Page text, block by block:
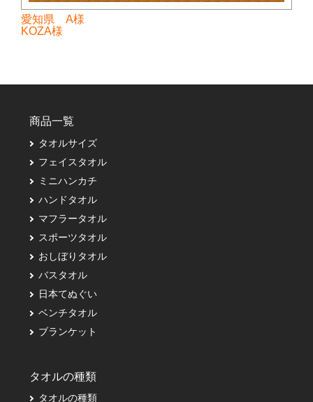
愛知県 A様
KOZA様
商品一覧
タオルサイズ
フェイスタオル
ミニハンカチ
ハンドタオル
マフラータオル
スポーツタオル
おしぼりタオル
バスタオル
日本てぬぐい
ベンチタオル
ブランケット
タオルの種類
タオルの種類